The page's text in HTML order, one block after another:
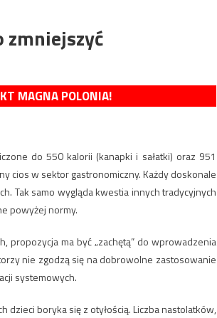
MAGNA POLONIA!
do 550 kalorii (kanapki i sałatki) oraz 951
cios w sektor gastronomiczny. Każdy doskonale
Tak samo wygląda kwestia innych tradycyjnych
powyżej normy.
propozycja ma być „zachętą” do wprowadzenia
nie zgodzą się na dobrowolne zastosowanie
systemowych.
boryka się z otyłością. Liczba nastolatków,